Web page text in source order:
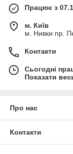
Працює з
м. Київ
м. Нивки пр.
Контакти
Сьогодні
Показати
Про нас
Контакти